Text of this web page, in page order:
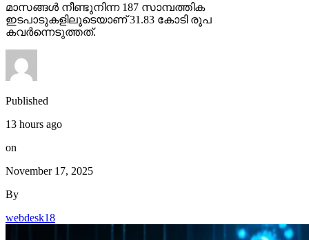
മാസങ്ങള്‍ നീണ്ടുനിന്ന 187 സാമ്പത്തിക
ഇടപാടുകളിലൂടെയാണ് 31.83 കോടി രൂപ
കവര്‍ന്നെടുത്തത്.
Published
13 hours ago
on
November 17, 2025
By
webdesk18